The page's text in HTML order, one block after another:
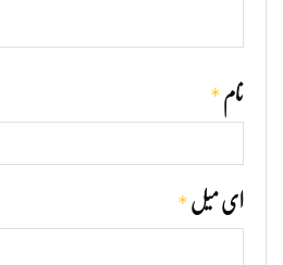
نام *
ای میل *